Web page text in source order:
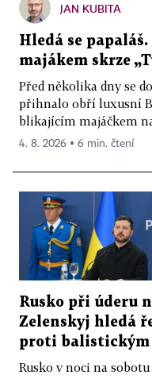
JAN KUBITA
Hledá se
majákem skrze
Před několika dny se
přihnalo obří luxusní
blikajícím majáčkem
4. 8. 2026 ▪ 6 min. čtení
Rusko při úderu
Zelenskyj hledá
proti balistickým
Rusko v noci na